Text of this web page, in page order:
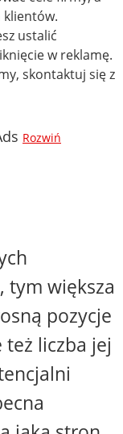
klientów.
ustalić
w reklamę.
skontaktuj się z
Rozwiń
tym większa
pozycje
liczba jej